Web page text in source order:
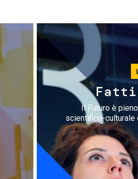
Fatti
Il Futuro è
scientifico-